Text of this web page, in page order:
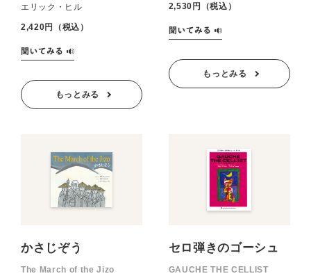
エリック・ヒル
2,420円（税込）
もっとみる
2,530円（税込）
もっとみる
かさじぞう
The March of the Jizo
セロ弾きのゴーシュ
GAUCHE THE CELLIST